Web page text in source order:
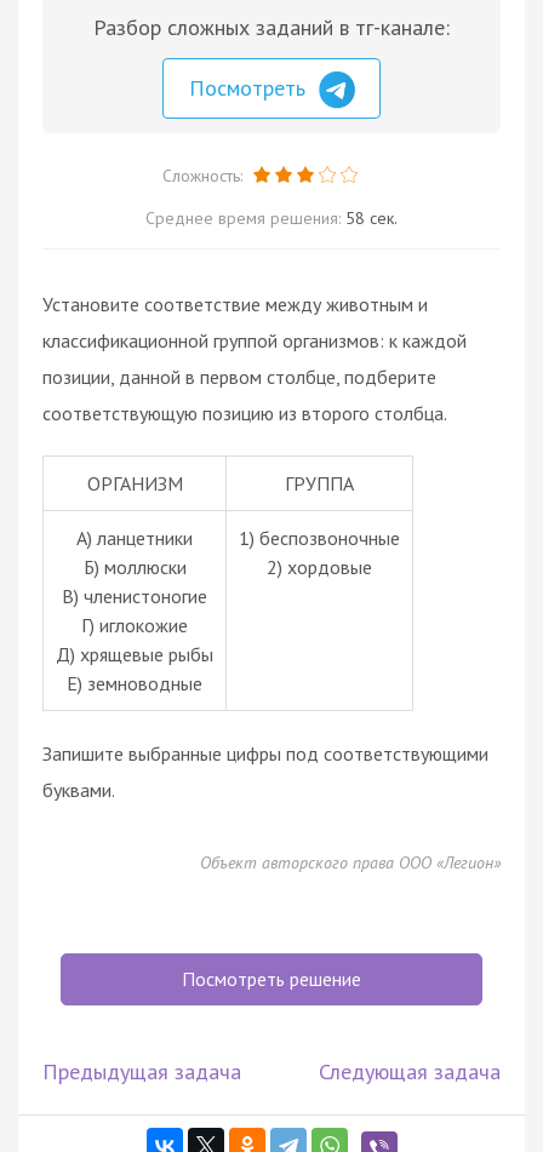
Разбор сложных заданий в тг-канале:
Посмотреть
Сложность:
Среднее время решения: 58 сек.
Установите соответствие между животным и
классификационной группой организмов: к каждой
позиции, данной в первом столбце, подберите
соответствующую позицию из второго столбца.
ОРГАНИЗМ ГРУППА
А) ланцетники
Б) моллюски
В) членистоногие
Г) иглокожие
Д) хрящевые рыбы
Е) земноводные
1) беспозвоночные
2) хордовые
Запишите выбранные цифры под соответствующими
буквами.
Объект авторского права ООО «Легион»
Посмотреть решение
Предыдущая задача Следующая задача